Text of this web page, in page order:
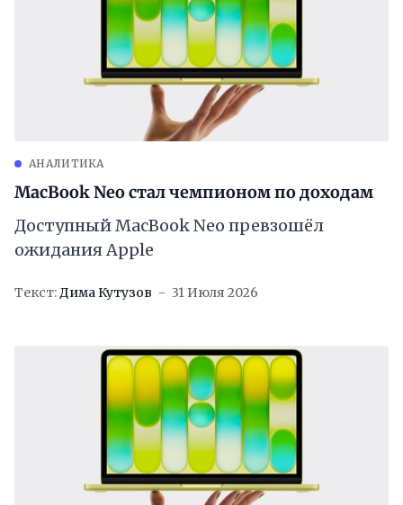
АНАЛИТИКА
MacBook Neo стал чемпионом по доходам
Доступный MacBook Neo превзошёл
ожидания Apple
Текст:Дима Кутузов 31 Июля 2026